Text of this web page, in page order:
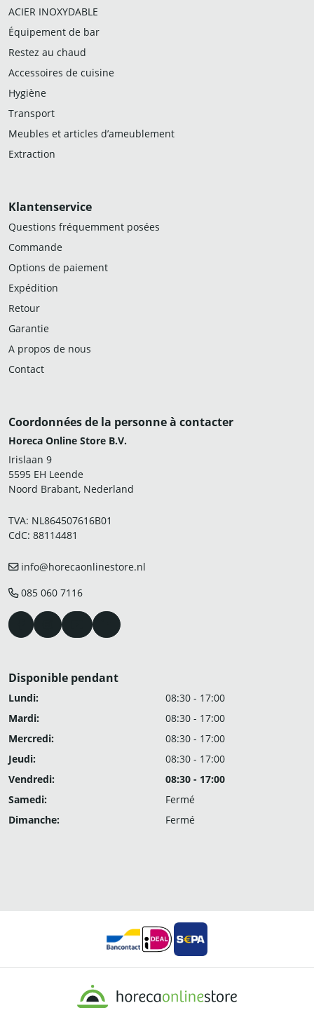
ACIER INOXYDABLE
Équipement de bar
Restez au chaud
Accessoires de cuisine
Hygiène
Transport
Meubles et articles d’ameublement
Extraction
Klantenservice
Questions fréquemment posées
Commande
Options de paiement
Expédition
Retour
Garantie
A propos de nous
Contact
Coordonnées de la personne à contacter
Horeca Online Store B.V.
Irislaan 9
5595 EH Leende
Noord Brabant, Nederland
TVA: NL864507616B01
CdC: 88114481
info@horecaonlinestore.nl
085 060 7116
Disponible pendant
Lundi:
08:30 - 17:00
Mardi:
08:30 - 17:00
Mercredi:
08:30 - 17:00
Jeudi:
08:30 - 17:00
Vendredi:
08:30 - 17:00
Samedi:
Fermé
Dimanche:
Fermé